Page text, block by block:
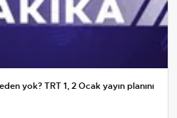
yok? TRT 1, 2 Ocak yayın planını